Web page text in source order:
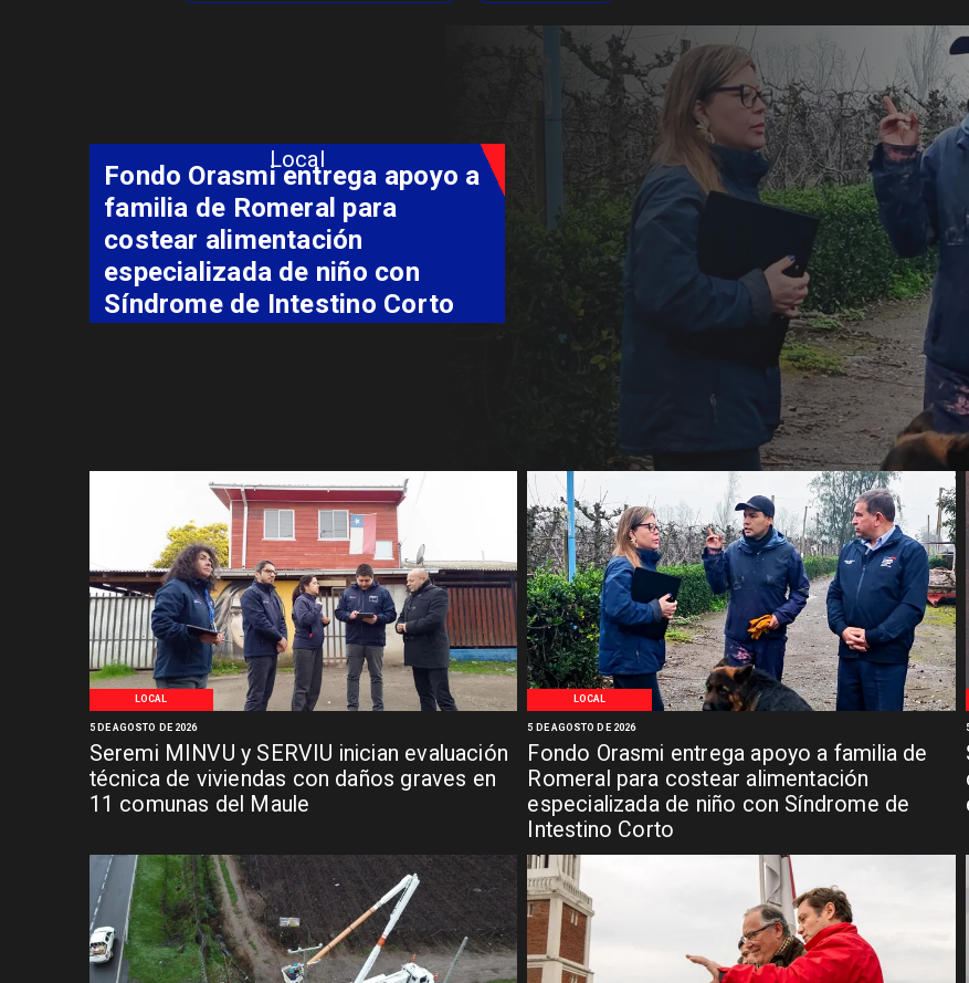
LOCAL
Seremi MINVU y SERVIU inician evaluación
técnica de viviendas con daños graves en
11 comunas del Maule
5 DE AGOSTO DE 2026
LOCAL
Fondo Orasmi entrega apoyo a familia de
Romeral para costear alimentación
especializada de niño con Síndrome de
Intestino Corto
5 DE AGOSTO DE 2026
Local
Sello Artesanía Indígena abre
su convocatoria 2026 con
postulaciones hasta el 7 de
agosto